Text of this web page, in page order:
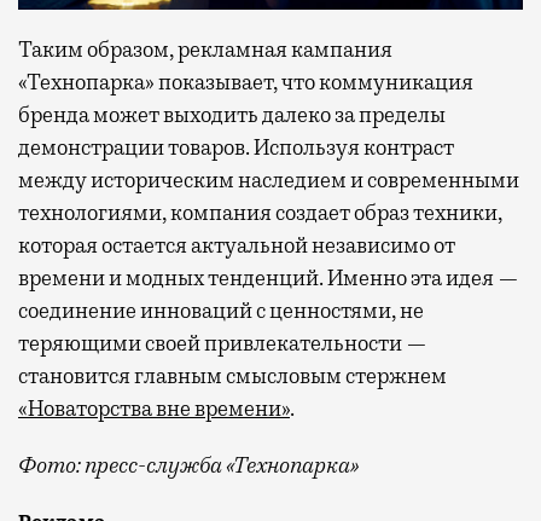
Таким образом, рекламная кампания
«Технопарка» показывает, что коммуникация
бренда может выходить далеко за пределы
демонстрации товаров. Используя контраст
между историческим наследием и современными
технологиями, компания создает образ техники,
которая остается актуальной независимо от
времени и модных тенденций. Именно эта идея —
соединение инноваций с ценностями, не
теряющими своей привлекательности —
становится главным смысловым стержнем
«Новаторства вне времени».
Фото: пресс-служба «Технопарка»